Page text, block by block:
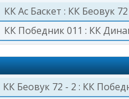
КК Ас Баскет : КК Беовук
КК Победник 011 : КК
КК Беовук 72 - 2 : КК